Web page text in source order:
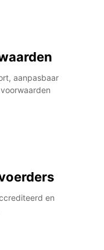
aanpasbaar
en